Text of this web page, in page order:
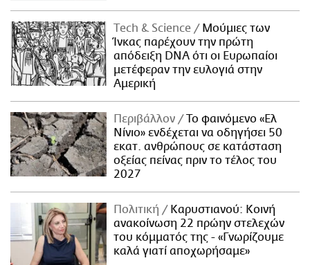
Τech & Science
Μούμιες των
Ίνκας παρέχουν την πρώτη
απόδειξη DNA ότι οι Ευρωπαίοι
μετέφεραν την ευλογιά στην
Αμερική
Περιβάλλον
Το φαινόμενο «Ελ
Νίνιο» ενδέχεται να οδηγήσει 50
εκατ. ανθρώπους σε κατάσταση
οξείας πείνας πριν το τέλος του
2027
Πολιτική
Καρυστιανού: Κοινή
ανακοίνωση 22 πρώην στελεχών
του κόμματός της - «Γνωρίζουμε
καλά γιατί αποχωρήσαμε»